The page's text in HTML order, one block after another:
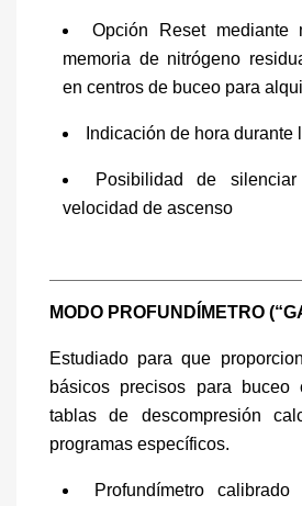
Opción Reset mediante
memoria de nitrógeno
en centros de buceo para
Indicación de hora durante
Posibilidad de
velocidad de ascenso
MODO PROFUNDÍMETRO
Estudiado para que
básicos precisos para buceo
tablas de descompresión
programas específicos.
Profundímetro